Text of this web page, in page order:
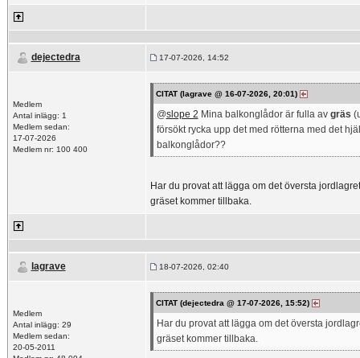
dejectedra 17-07-2026, 14:52
Medlem
Antal inlägg: 1
Medlem sedan:
17-07-2026
Medlem nr: 100 400
CITAT (lagrave @ 16-07-2026, 20:01)
@slope 2 Mina balkonglådor är fulla av gräs
försökt rycka upp det med rötterna med det
balkonglådor??
Har du provat att lägga om det översta
gräset kommer tillbaka.
lagrave 18-07-2026, 02:40
Medlem
Antal inlägg: 29
Medlem sedan:
20-05-2011
CITAT (dejectedra @ 17-07-2026, 15:52)
Har du provat att lägga om det översta
gräset kommer tillbaka.